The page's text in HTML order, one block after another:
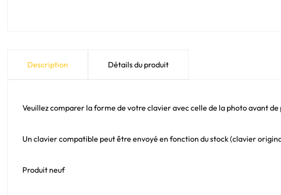
Description Détails du produit
Veuillez comparer la forme de votre clavier avec celle de la photo avant
Un clavier compatible peut être envoyé en fonction du stock (clavier
Produit neuf